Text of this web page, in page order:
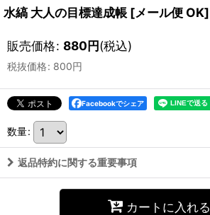
水縞 大人の目標達成帳 [メール便 OK]
販売価格: 880円(税込)
税抜価格: 800円
Facebookでシェア
数量:
返品特約に関する重要事項
カートに入れる